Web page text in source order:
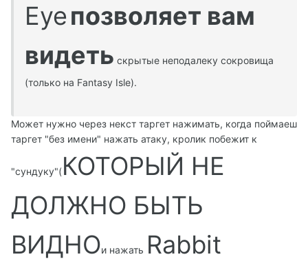
Eyeпозволяет вам
видеть скрытые неподалеку сокровища
(только на Fantasy Isle).
Может нужно через некст таргет нажимать, когда поймаеш
таргет "без имени" нажать атаку, кролик побежит к
"сундуку"(КОТОРЫЙ НЕ
ДОЛЖНО БЫТЬ
ВИДНОи нажать Rabbit